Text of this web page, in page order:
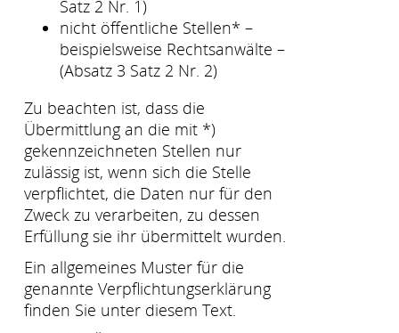
Satz 2 Nr. 1)
nicht öffentliche Stellen* –
beispielsweise Rechtsanwälte –
(Absatz 3 Satz 2 Nr. 2)
Zu beachten ist, dass die
Übermittlung an die mit *)
gekennzeichneten Stellen nur
zulässig ist, wenn sich die Stelle
verpflichtet, die Daten nur für den
Zweck zu verarbeiten, zu dessen
Erfüllung sie ihr übermittelt wurden.
Ein allgemeines Muster für die
genannte Verpflichtungserklärung
finden Sie unter diesem Text.